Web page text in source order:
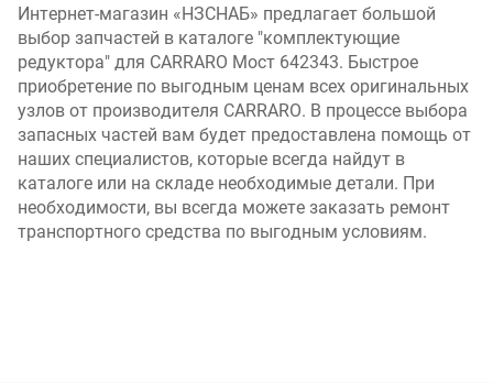
Интернет-магазин «НЗСНАБ» предлагает большой
выбор запчастей в каталоге "комплектующие
редуктора" для CARRARO Мост 642343. Быстрое
приобретение по выгодным ценам всех оригинальных
узлов от производителя CARRARO. В процессе выбора
запасных частей вам будет предоставлена помощь от
наших специалистов, которые всегда найдут в
каталоге или на складе необходимые детали. При
необходимости, вы всегда можете заказать ремонт
транспортного средства по выгодным условиям.